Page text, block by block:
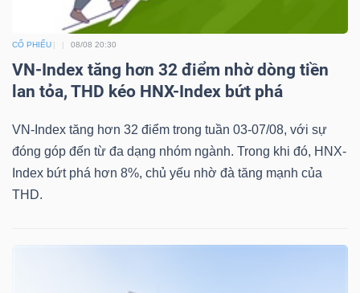
CỔ PHIẾU 08/08 20:30
VN-Index tăng hơn 32 điểm nhờ dòng tiền
lan tỏa, THD kéo HNX-Index bứt phá
VN-Index tăng hơn 32 điểm trong tuần 03-07/08, với sự
đóng góp đến từ đa dạng nhóm ngành. Trong khi đó, HNX-
Index bứt phá hơn 8%, chủ yếu nhờ đà tăng mạnh của
THD.
tư
Truyền
thông